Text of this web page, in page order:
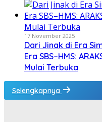
17 November 2025
Dari Jinak di Era
Era SBS–HMS:
Mulai Terbuka
Selengkapnya